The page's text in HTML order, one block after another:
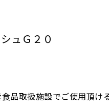
ュＧ２０
品取扱施設でご使用頂け